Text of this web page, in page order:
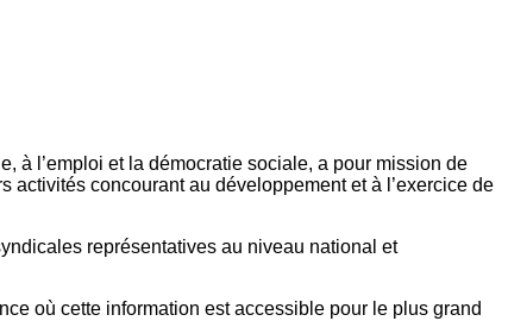
à l’emploi et la démocratie sociale, a pour mission de
concourant au développement et à l’exercice de
représentatives au niveau national et
où cette information est accessible pour le plus grand